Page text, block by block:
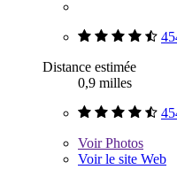
Distance estimée
0,9 milles
VoirPhotos
Voir le site Web